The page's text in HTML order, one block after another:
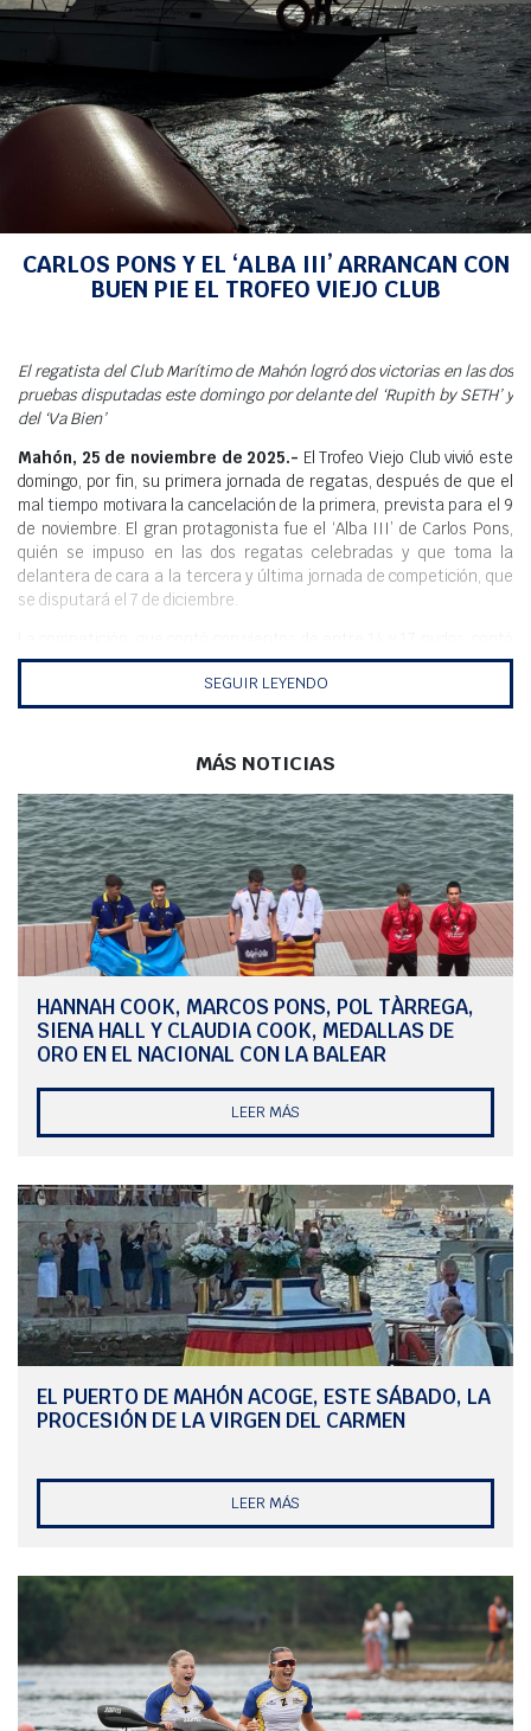
Meteo
NOTICIAS>CRUCERO> CARLOS PONS Y EL ‘ALBA III’ ARRANCAN CON
BUEN PIE EL TROFEO VIEJO CLUB
CARLOS PONS Y EL ‘ALBA III’ ARRANCAN CON
BUEN PIE EL TROFEO VIEJO CLUB
El regatista del Club Marítimo de Mahón logró dos victorias en las dos
pruebas disputadas este domingo por delante del ‘Rupith by SETH’ y
del ‘Va Bien’
Mahón, 25 de noviembre de 2025.- El Trofeo Viejo Club vivió este
domingo, por fin, su primera jornada de regatas, después de que el
mal tiempo motivara la cancelación de la primera, prevista para el 9
de noviembre. El gran protagonista fue el ‘Alba III’ de Carlos Pons,
quién se impuso en las dos regatas celebradas y que toma la
delantera de cara a la tercera y última jornada de competición, que
se disputará el 7 de diciembre.
con seis embarcaciones y con un ganador, el ‘Alba III’ que se adaptó
mejor a las condiciones para llevarse dos victorias que lo dejan en lo
alto con 2 puntos en un final muy ajustado con una diferencia de
‘Rupith by SETH’ de Mireia se hizo con el subcampeonato con dos
Triay, con dos terceros, en dos regatas con recorrido barlovento-
sotavento.
El vencedor de uno de los trofeos clásicos que organiza el Club
Marítimo de Mahón se conocerá el próximo domingo, 7 de diciembre,
con la disputa de la última jornada del Trofeo Viejo Club.
SEGUIR LEYENDO
MÁS NOTICIAS
HANNAH COOK, MARCOS PONS, POL TÀRREGA,
SIENA HALL Y CLAUDIA COOK, MEDALLAS DE
ORO EN EL NACIONAL CON LA BALEAR
LEER MÁS
EL PUERTO DE MAHÓN ACOGE, ESTE SÁBADO, LA
PROCESIÓN DE LA VIRGEN DEL CARMEN
LEER MÁS